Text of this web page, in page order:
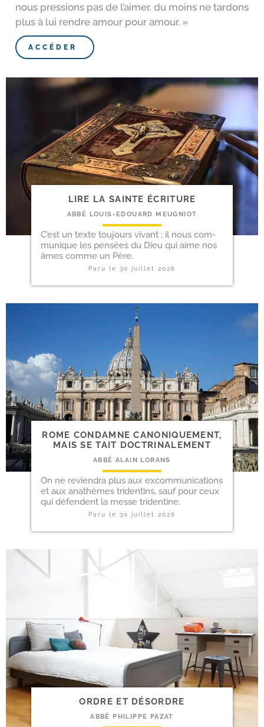
nous pres­sions pas de l’aimer, du moins ne tar­dons
plus à lui rendre amour pour amour. »
ACCÉDER
LIRE LA SAINTE ÉCRITURE
ABBÉ LOUIS-​EDOUARD MEUGNIOT
C’est un texte tou­jours vivant ; il nous com­
mu­nique les pen­sées du Dieu qui aime nos
âmes comme un Père.
Paru le 30 juillet 2026
ROME CONDAMNE CANO­NI­QUE­MENT,
MAIS SE TAIT DOCTRINALEMENT
ABBÉ ALAIN LORANS
On ne revien­dra plus aux excom­mu­ni­ca­tions
et aux ana­thèmes tri­den­tins, sauf pour ceux
qui défendent la messe tridentine.
Paru le 30 juillet 2026
ORDRE ET DÉSORDRE
ABBÉ PHILIPPE PAZAT